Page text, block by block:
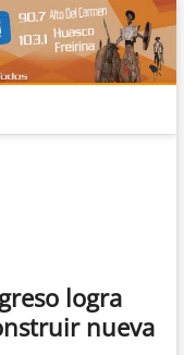
logra
nueva